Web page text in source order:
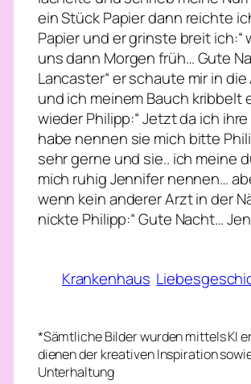
ein Stück Papier dann reichte
Papier und er grinste breit ich:“
uns dann Morgen früh… Gute
Lancaster“ er schaute mir in
und ich meinem Bauch kribbelt
wieder Philipp:“ Jetzt da ich
habe nennen sie mich bitte
sehr gerne und sie.. ich meine
mich ruhig Jennifer nennen…
wenn kein anderer Arzt in der
nickte Philipp:“ Gute Nacht…
Krankenhaus
*Sämtliche Bilder wurden mittels KI
dienen der kreativen Inspiration
Unterhaltung